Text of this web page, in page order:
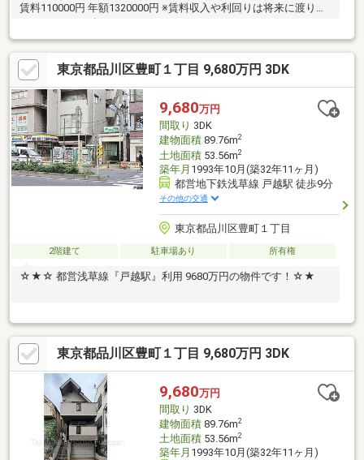
賃料110000円 年額1320000円 ※賃料収入や利回りは将来に渡り得
東京都品川区豊町１丁目 9,680万円 3DK
9,680万円
間取り 3DK
建物面積89.76m2
土地面積53.56m2
築年月 1993年10月(築32年11ヶ月)
都営地下鉄浅草線 戸越駅 徒歩9分
その他の交通
東京都品川区豊町１丁目
2階建て 駐車場あり 所有権
☆★☆ 都営浅草線『戸越駅』利用 9680万円の物件です！☆★
東京都品川区豊町１丁目 9,680万円 3DK
9,680万円
間取り 3DK
建物面積89.76m2
土地面積53.56m2
築年月 1993年10月(築32年11ヶ月)